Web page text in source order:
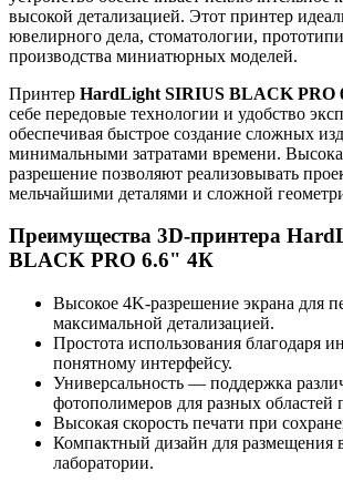
высокой детализацией. Этот принтер
ювелирного дела, стоматологии,
производства миниатюрных моделей.
Принтер HardLight SIRIUS BLACK PRO
себе передовые технологии и удобство
обеспечивая быстрое создание сложных
минимальными затратами времени.
разрешение позволяют реализовывать
мельчайшими деталями и сложной
Преимущества 3D-принтера
BLACK PRO 6.6" 4К
Высокое 4K-разрешение экрана для
максимальной детализацией.
Простота использования благодаря
понятному интерфейсу.
Универсальность — поддержка
фотополимеров для разных областей
Высокая скорость печати при
Компактный дизайн для размещения
лаборатории.